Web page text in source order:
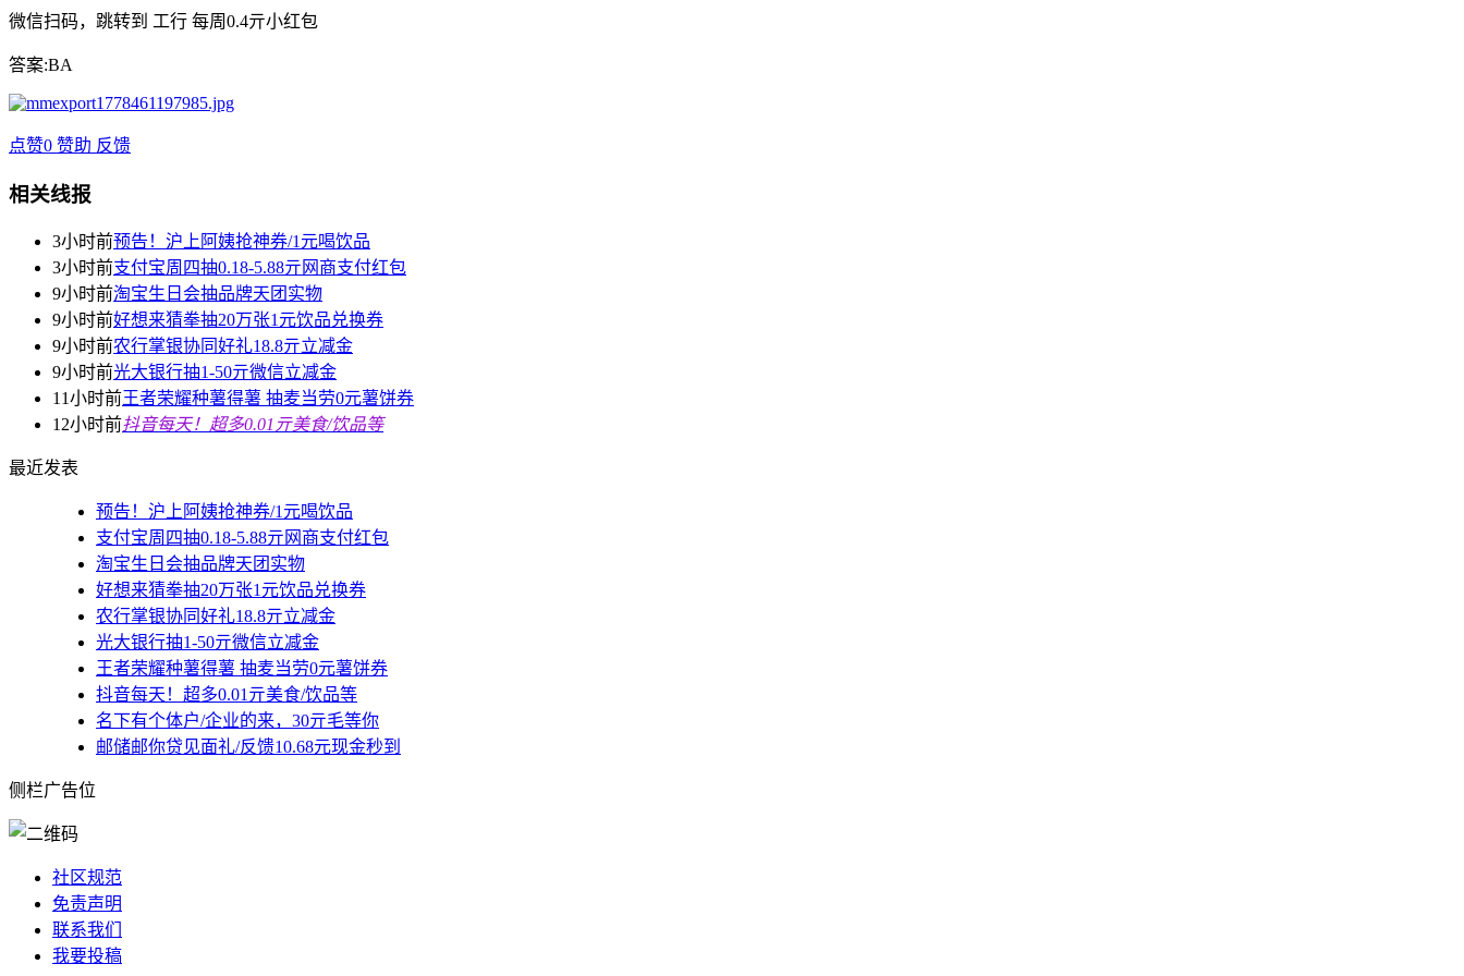
微信扫码，跳转到 工行 每周0.4亓小红包
答案:BA
点赞0 赞助 反馈
相关线报
3小时前预告！沪上阿姨抢神券/1元喝饮品
3小时前支付宝周四抽0.18-5.88亓网商支付红包
9小时前淘宝生日会抽品牌天团实物
9小时前好想来猜拳抽20万张1元饮品兑换券
9小时前农行掌银协同好礼18.8亓立减金
9小时前光大银行抽1-50亓微信立减金
11小时前王者荣耀种薯得薯 抽麦当劳0元薯饼券
12小时前抖音每天！超多0.01亓美食/饮品等
最近发表
预告！沪上阿姨抢神券/1元喝饮品
支付宝周四抽0.18-5.88亓网商支付红包
淘宝生日会抽品牌天团实物
好想来猜拳抽20万张1元饮品兑换券
农行掌银协同好礼18.8亓立减金
光大银行抽1-50亓微信立减金
王者荣耀种薯得薯 抽麦当劳0元薯饼券
抖音每天！超多0.01亓美食/饮品等
名下有个体户/企业的来，30亓毛等你
邮储邮你贷见面礼/反馈10.68元现金秒到
侧栏广告位
社区规范
免责声明
联系我们
我要投稿